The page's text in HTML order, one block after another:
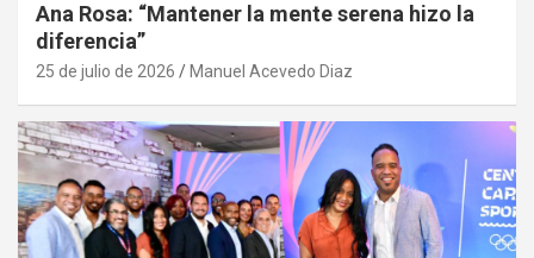
Ana Rosa: “Mantener la mente serena hizo la
diferencia”
25 de julio de 2026 Manuel Acevedo Diaz